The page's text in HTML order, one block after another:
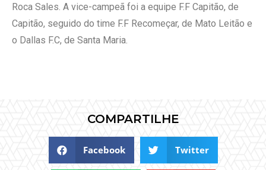
Roca Sales. A vice-campeã foi a equipe F.F Capitão, de
Capitão, seguido do time F.F Recomeçar, de Mato Leitão e
o Dallas F.C, de Santa Maria.
COMPARTILHE
Facebook Twitter